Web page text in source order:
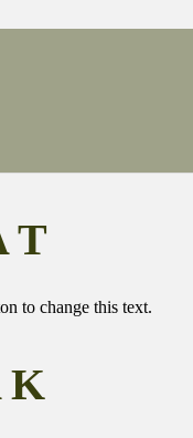
T
to change this text.
K